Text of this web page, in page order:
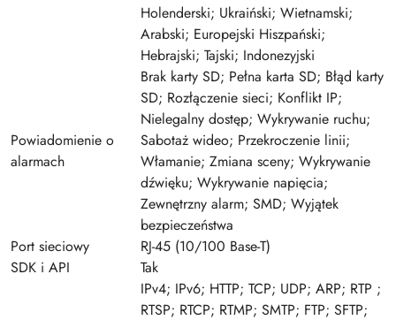
Holenderski; Ukraiński; Wietnamski;
Arabski; Europejski Hiszpański;
Hebrajski; Tajski; Indonezyjski
Powiadomienie o
alarmach
Brak karty SD; Pełna karta SD; Błąd karty
SD; Rozłączenie sieci; Konflikt IP;
Nielegalny dostęp; Wykrywanie ruchu;
Sabotaż wideo; Przekroczenie linii;
Włamanie; Zmiana sceny; Wykrywanie
dźwięku; Wykrywanie napięcia;
Zewnętrzny alarm; SMD; Wyjątek
bezpieczeństwa
Port sieciowy
RJ-45 (10/100 Base-T)
SDK i API
Tak
IPv4; IPv6; HTTP; TCP; UDP; ARP; RTP ;
RTSP; RTCP; RTMP; SMTP; FTP; SFTP;